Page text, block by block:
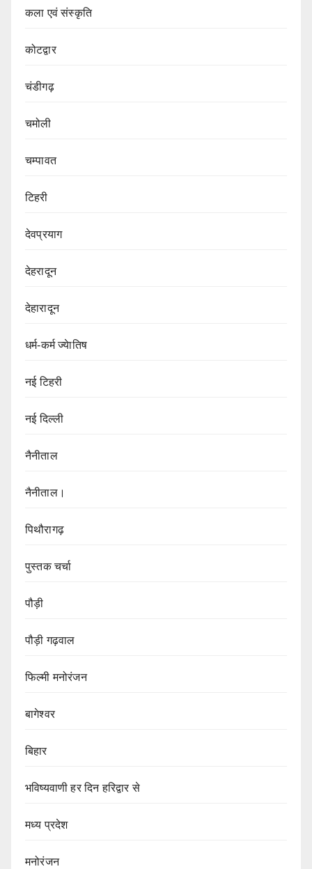
कला एवं संस्कृति
कोटद्वार
चंडीगढ़
चमोली
चम्पावत
टिहरी
देवप्रयाग
देहरादून
देहारादून
धर्म-कर्म ज्येातिष
नई टिहरी
नई दिल्ली
नैनीताल
नैनीताल।
पिथौरागढ़
पुस्तक चर्चा
पौड़ी
पौड़ी गढ़वाल
फिल्मी मनोरंजन
बागेश्वर
बिहार
भविष्यवाणी हर दिन हरिद्वार से
मध्य प्रदेश
मनोरंजन